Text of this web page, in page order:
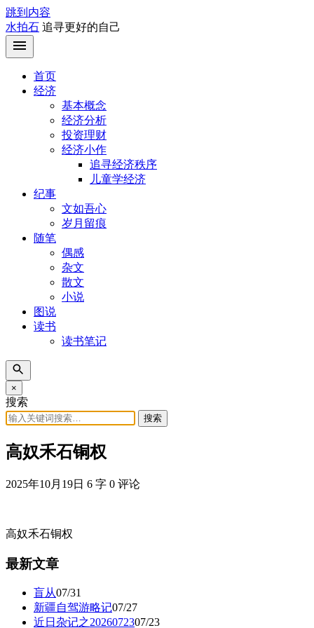
跳到内容
水拍石 追寻更好的自己
首页
经济
基本概念
经济分析
投资理财
经济小作
追寻经济秩序
儿童学经济
纪事
文如吾心
岁月留痕
随笔
偶感
杂文
散文
小说
图说
读书
读书笔记
×
搜索
搜索
高奴禾石铜权
2025年10月19日 6 字 0 评论
高奴禾石铜权
最新文章
盲从07/31
新疆自驾游略记07/27
近日杂记之2026072307/23